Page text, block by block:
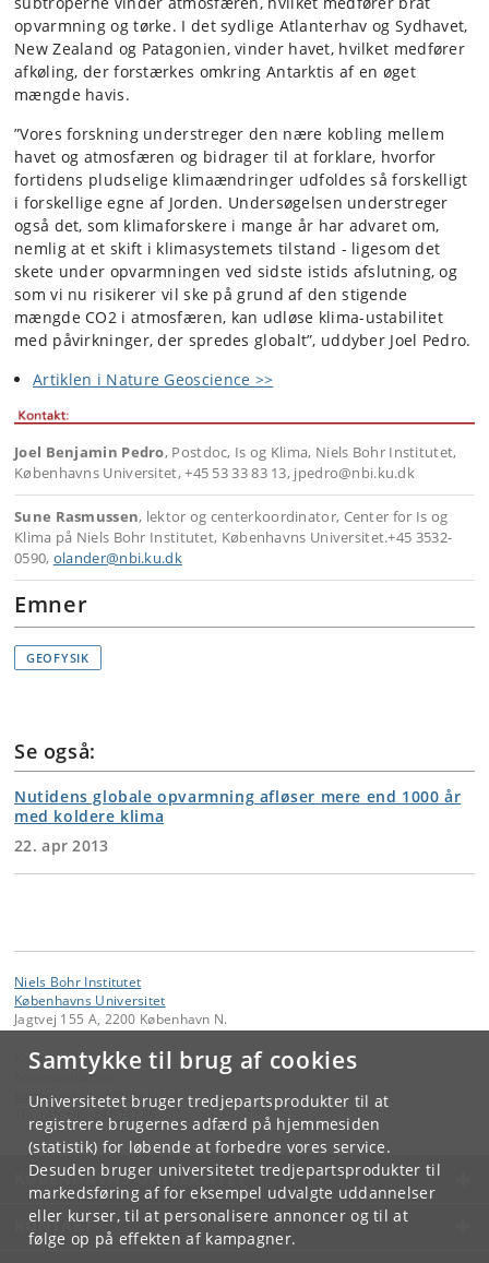
Samtykke til brug af cookies
Universitetet bruger tredjepartsprodukter til at
registrere brugernes adfærd på hjemmesiden
(statistik) for løbende at forbedre vores service.
Desuden bruger universitetet tredjepartsprodukter til
markedsføring af for eksempel udvalgte uddannelser
eller kurser, til at personalisere annoncer og til at
følge op på effekten af kampagner.
opvarmning og tørke. I det sydlige Atlanterhav og Sydhavet,
New Zealand og Patagonien, vinder havet, hvilket medfører
afkøling, der forstærkes omkring Antarktis af en øget
mængde havis.
”Vores forskning understreger den nære kobling mellem
havet og atmosfæren og bidrager til at forklare, hvorfor
fortidens pludselige klimaændringer udfoldes så forskelligt
i forskellige egne af Jorden. Undersøgelsen understreger
også det, som klimaforskere i mange år har advaret om,
nemlig at et skift i klimasystemets tilstand - ligesom det
skete under opvarmningen ved sidste istids afslutning, og
som vi nu risikerer vil ske på grund af den stigende
mængde CO2 i atmosfæren, kan udløse klima-ustabilitet
med påvirkninger, der spredes globalt”, uddyber Joel Pedro.
Artiklen i Nature Geoscience >>
Joel Benjamin Pedro, Postdoc, Is og Klima, Niels Bohr Institutet,
Københavns Universitet, +45 53 33 83 13, jpedro@nbi.ku.dk
Sune Rasmussen, lektor og centerkoordinator, Center for Is og
Klima på Niels Bohr Institutet, Københavns Universitet.+45 3532-
0590, olander@nbi.ku.dk
Emner
GEOFYSIK
Se også:
Nutidens globale opvarmning afløser mere end 1000 år
med koldere klima
22. apr 2013
Niels Bohr Institutet
Københavns Universitet
Jagtvej 155 A, 2200 København N.
Kontakt:
Kommunikation
kommunikation@nbi.ku.dk
KØBENHAVNS UNIVERSITET
KONTAKT